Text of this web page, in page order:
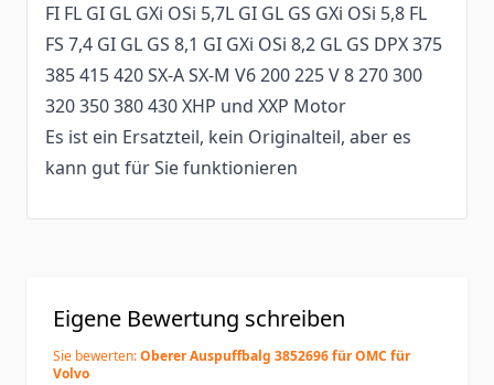
FI FL GI GL GXi OSi 5,7L GI GL GS GXi OSi 5,8 FL
FS 7,4 GI GL GS 8,1 GI GXi OSi 8,2 GL GS DPX 375
385 415 420 SX-A SX-M V6 200 225 V 8 270 300
320 350 380 430 XHP und XXP Motor
Es ist ein Ersatzteil, kein Originalteil, aber es
kann gut für Sie funktionieren
Eigene Bewertung schreiben
Sie bewerten:Oberer Auspuffbalg 3852696 für OMC für
Volvo